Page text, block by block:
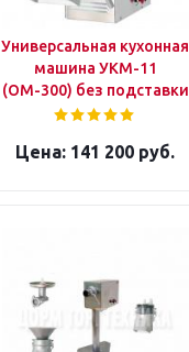
Универсальная кухонная
машина УКМ-11
(ОМ-300) без подставки
141 200 руб.